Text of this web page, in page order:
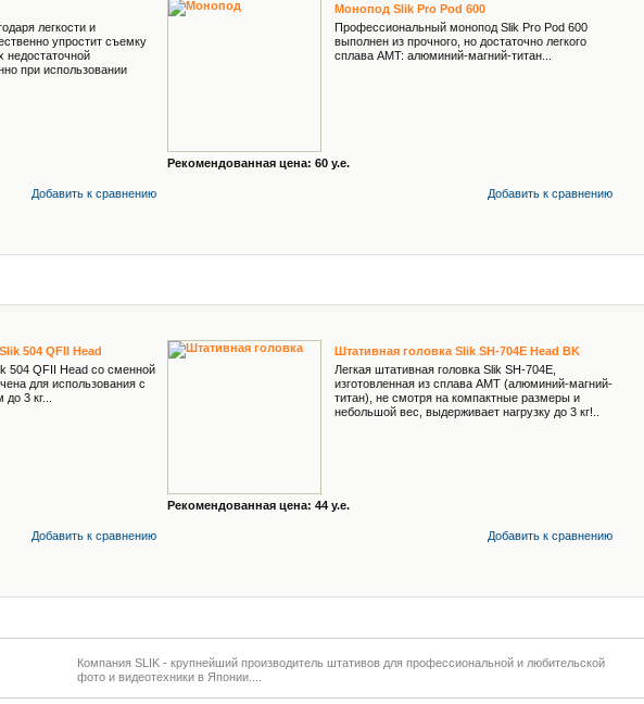
легкости и
упростит съемку
недостаточной
при использовании
Добавить к cравнению
Монопод Slik Pro Pod 600
Профессиональный монопод Slik Pro Pod 600
выполнен из прочного, но достаточно легкого
сплава AMT: алюминий-магний-титан...
Рекомендованная цена: 60 у.е.
Добавить к cравнению
504 QFII Head
504 QFII Head со сменной
для использования с
3 кг...
Добавить к cравнению
Штативная головка Slik SH-704E Head BK
Легкая штативная головка Slik SH-704Е,
изготовленная из сплава АМТ (алюминий-магний-
титан), не смотря на компактные размеры и
небольшой вес, выдерживает нагрузку до 3 кг!..
Рекомендованная цена: 44 у.е.
Добавить к cравнению
Компания SLIK - крупнейший производитель штативов для профессиональной и любительской
фото и видеотехники в Японии....